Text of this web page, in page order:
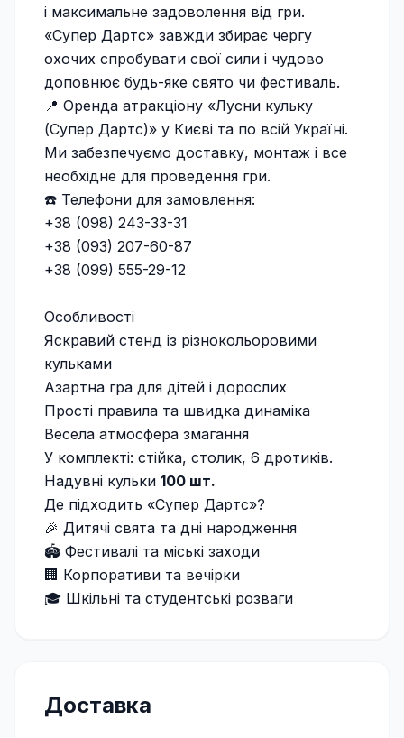
і максимальне задоволення від гри.
«Супер Дартс» завжди збирає чергу
охочих спробувати свої сили і чудово
доповнює будь-яке свято чи фестиваль.
📍 Оренда атракціону «Лусни кульку
(Супер Дартс)» у Києві та по всій Україні.
Ми забезпечуємо доставку, монтаж і все
необхідне для проведення гри.
☎️ Телефони для замовлення:
+38 (098) 243-33-31
+38 (093) 207-60-87
+38 (099) 555-29-12
Особливості
Яскравий стенд із різнокольоровими
кульками
Азартна гра для дітей і дорослих
Прості правила та швидка динаміка
Весела атмосфера змагання
У комплекті: стійка, столик, 6 дротиків.
Надувні кульки 100 шт.
Де підходить «Супер Дартс»?
🎉 Дитячі свята та дні народження
🏟 Фестивалі та міські заходи
🏢 Корпоративи та вечірки
🎓 Шкільні та студентські розваги
Доставка